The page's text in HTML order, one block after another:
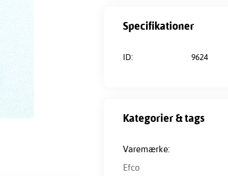
Specifikationer
ID: 9624
Kategorier & tags
Varemærke:
Efco